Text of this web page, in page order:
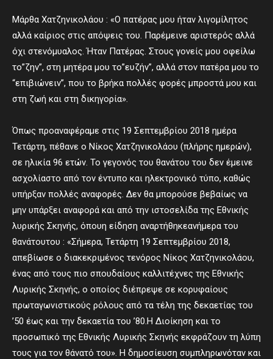
Μάρθα Χατζηνικολάου : «Ο πατέρας μου ήταν λιγομίλητος
αλλά καίριος στις απόψεις του. Παρέμεινε αριστερός αλλά
όχι στενόμυαλος. Ήταν Πατέρας. Στους γονείς μου οφείλω
το”ζην”, στη μητέρα μου το”ευζήν”, αλλά στον πατέρα μου το
“επιβιώνειν”, που το βρήκα πολλές φορές μπροστά μου και
στη ζωή και στη δικηγορία».
Όπως προαναφέραμε στις 19 Σεπτεμβρίου 2018 ημέρα
Τετάρτη, πέθανε ο Νίκος Χατζηνικολάου (πλήρης ημερών),
σε ηλικία 96 ετών. Το γεγονός του θανάτου του δεν έμεινε
ασχολίαστο από τον έντυπο και ηλεκτρονικό τύπο, καθώς
υπήρξαν πολλές αναφορές. Δεν θα μπορούσε βεβαίως να
μην υπάρξει αναφορά και από την ιστοσελίδα της Εθνικής
λυρικής Σκηνής, όπουη είδηση αναρτήθηκεανήμερα του
θανάτουτου : «Σήμερα, Τετάρτη 19 Σεπτεμβρίου 2018,
απεβίωσε ο διακεκριμένος τενόρος Νίκος Χατζηνικολάου,
ένας από τους πιο σπουδαίους καλλιτέχνες της Εθνικής
Λυρικής Σκηνής, ο οποίος διέπρεψε σε κορυφαίους
πρωταγωνιστικούς ρόλους από τα τέλη της δεκαετίας του
’50 έως και την δεκαετία του ’80.Η Διοίκηση και το
προσωπικό της Εθνικής Λυρικής Σκηνής εκφράζουν τη λύπη
τους για τον θάνατό του». Η δημοσίευση συμπληρωνόταν και